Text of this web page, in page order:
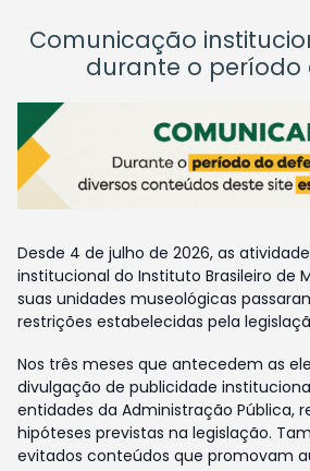
Comunicação
durante o período
Desde 4 de julho de 2026, as
institucional do Instituto Brasileiro de
suas unidades museológicas
restrições estabelecidas pela
Nos três meses que antecedem as
divulgação de publicidade
entidades da Administração Pública,
hipóteses previstas na legislação.
evitados conteúdos que promovam